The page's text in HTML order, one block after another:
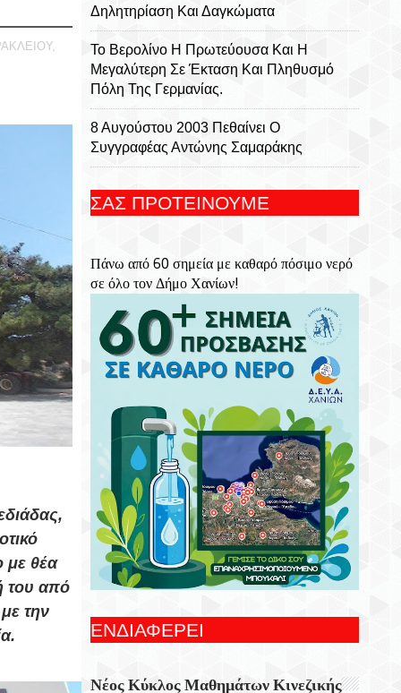
,
με θέα
του από
την
Δηλητηρίαση Και Δαγκώματα
Το Βερολίνο Η Πρωτεύουσα Και Η
Μεγαλύτερη Σε Έκταση Και Πληθυσμό
Πόλη Της Γερμανίας.
8 Αυγούστου 2003 Πεθαίνει Ο
Συγγραφέας Αντώνης Σαμαράκης
Αιτήσεων Στην ΕΕΤΑΑ Για Voucher Για
Κενά Στο Ρυθμιστικό Πλαίσιο Των
Καλλυντικών Για Τα Χείλη Εντοπίζουν
Ερευνητές
Σαν Σήμερα 8 Αυγούστου 1944
Πραγματοποιήτε Το Σαμποτάζ Της
Η Μεγαλύτερη Γιορτή Της Πατάτας
Επιστρέφει Για Ακόμα Μια Χρονιά Στο
Τζερμιάδο Οροπεδίου Λασιθίου
Πάνω Από 60 Σημεία Με Καθαρό Πόσιμο
Νερό Σε Όλο Τον Δήμο Χανίων!
«Η Ιερά Μονή Παναγίας Φανερωμένης
Ιεράπετρας» Νέα Έκδοση Της Ιεράς
Μητροπόλεως Ιεραπύτνης Και Σητείας
ΣΑΣ ΠΡΟΤΕΙΝΟΥΜΕ
Πάνω από 60 σημεία με καθαρό πόσιμο νερό
σε όλο τον Δήμο Χανίων!
ΕΝΔΙΑΦΕΡΕΙ
Νέος Κύκλος Μαθημάτων Κινεζικής